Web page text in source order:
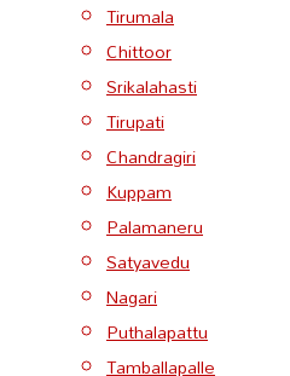
Tirumala
Chittoor
Srikalahasti
Tirupati
Chandragiri
Kuppam
Palamaneru
Satyavedu
Nagari
Puthalapattu
Tamballapalle